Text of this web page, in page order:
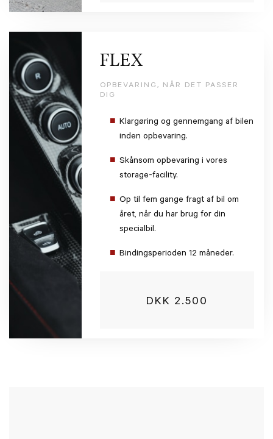
FLEX
OPBEVARING, NÅR DET PASSER
DIG
Klargøring og gennemgang af bilen
inden opbevaring.
Skånsom opbevaring i vores
storage-facility.
Op til fem gange fragt af bil om
året, når du har brug for din
specialbil.
Bindingsperioden 12 måneder.
DKK 2.500